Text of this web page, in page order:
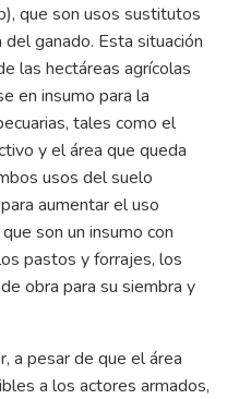
que son usos sustitutos
ganado. Esta situación
las hectáreas agrícolas
en insumo para la
tales como el
y el área que queda
usos del suelo
aumentar el uso
son un insumo con
pastos y forrajes, los
obra para su siembra y
a pesar de que el área
a los actores armados,